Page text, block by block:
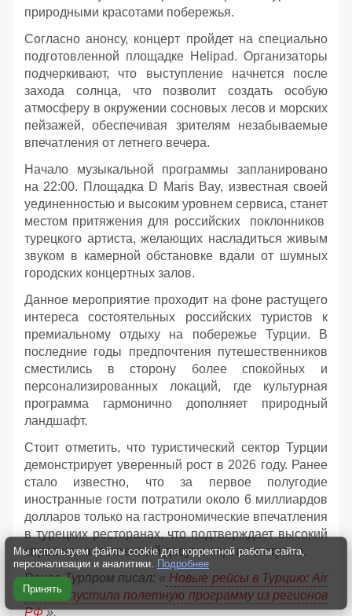
природными красотами побережья.
Согласно анонсу, концерт пройдет на специально
подготовленной площадке Helipad. Организаторы
подчеркивают, что выступление начнется после
захода солнца, что позволит создать особую
атмосферу в окружении сосновых лесов и морских
пейзажей, обеспечивая зрителям незабываемые
впечатления от летнего вечера.
Начало музыкальной программы запланировано
на 22:00. Площадка D Maris Bay, известная своей
уединенностью и высоким уровнем сервиса, станет
местом притяжения для российских поклонников
турецкого артиста, желающих насладиться живым
звуком в камерной обстановке вдали от шумных
городских концертных залов.
Данное мероприятие проходит на фоне растущего
интереса состоятельных российских туристов к
премиальному отдыху на побережье Турции. В
последние годы предпочтения путешественников
сместились в сторону более спокойных и
персонализированных локаций, где культурная
программа гармонично дополняет природный
ландшафт.
Стоит отметить, что туристический сектор Турции
демонстрирует уверенный рост в 2026 году. Ранее
стало известно, что за первое полугодие
иностранные гости потратили около 6 миллиардов
долларов только на гастрономические впечатления
в турецких ресторанах, что подтверждает высокий
спрос на качественный досуг и сервис в стране.
Ранее Турпром писал: « Новые рейсы в Турцию: Air
Anka запустила полетную программу из регионов
РФ ».
Мы используем файлы cookie для корректной работы сайта,
персонализации и аналитики. Подробнее
Принять